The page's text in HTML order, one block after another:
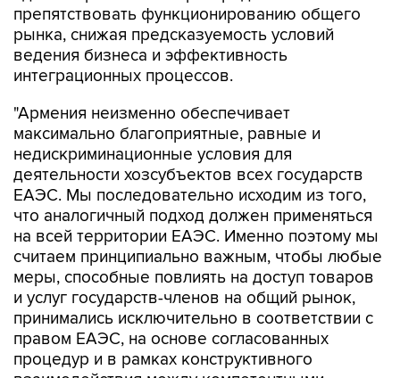
препятствовать функционированию общего
рынка, снижая предсказуемость условий
ведения бизнеса и эффективность
интеграционных процессов.
"Армения неизменно обеспечивает
максимально благоприятные, равные и
недискриминационные условия для
деятельности хозсубъектов всех государств
ЕАЭС. Мы последовательно исходим из того,
что аналогичный подход должен применяться
на всей территории ЕАЭС. Именно поэтому мы
считаем принципиально важным, чтобы любые
меры, способные повлиять на доступ товаров
и услуг государств-членов на общий рынок,
принимались исключительно в соответствии с
правом ЕАЭС, на основе согласованных
процедур и в рамках конструктивного